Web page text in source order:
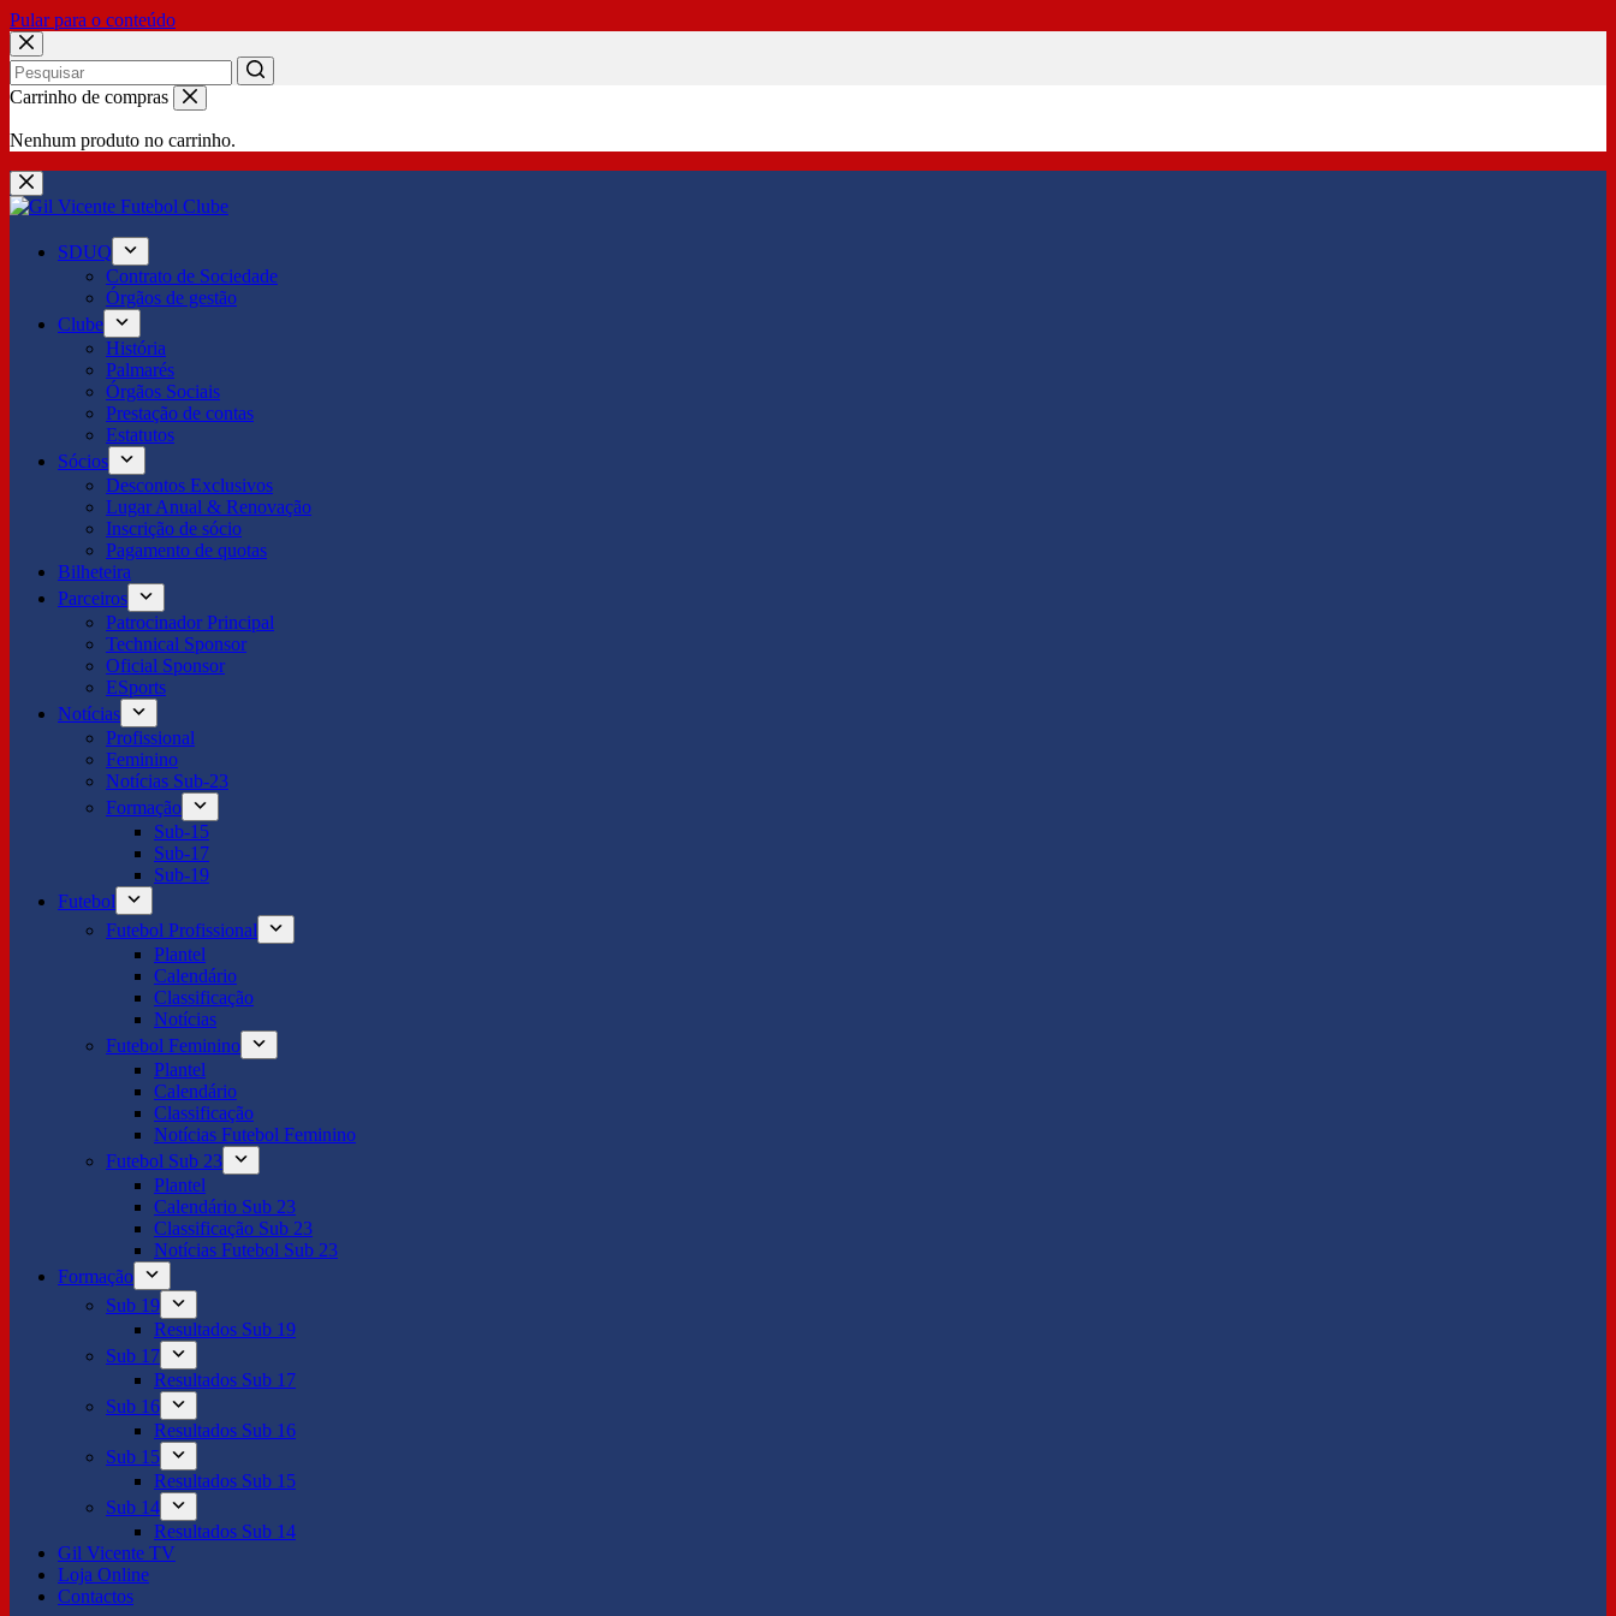
Pular para o conteúdo
No
Carrinho de compras
Nenhum produto no carrinho.
SDUQ
Contrato de Sociedade
Órgãos de gestão
Clube
História
Palmarés
Órgãos Sociais
Prestação de contas
Estatutos
Sócios
Descontos Exclusivos
Lugar Anual & Renovação
Inscrição de sócio
Pagamento de quotas
Bilheteira
Parceiros
Patrocinador Principal
Technical Sponsor
Oficial Sponsor
ESports
Notícias
Profissional
Feminino
Notícias Sub-23
Formação
Sub-15
Sub-17
Sub-19
Futebol
Futebol Profissional
Plantel
Calendário
Classificação
Notícias
Futebol Feminino
Plantel
Calendário
Classificação
Notícias Futebol Feminino
Futebol Sub 23
Plantel
Calendário Sub 23
Classificação Sub 23
Notícias Futebol Sub 23
Formação
Sub 19
Resultados Sub 19
Sub 17
Resultados Sub 17
Sub 16
Resultados Sub 16
Sub 15
Resultados Sub 15
Sub 14
Resultados Sub 14
Gil Vicente TV
Loja Online
Contactos